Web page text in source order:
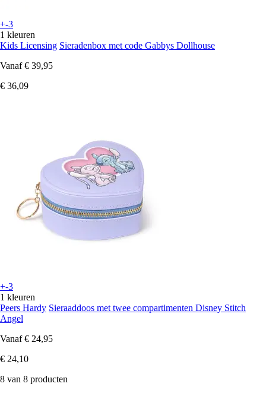
+-3
1 kleuren
Kids Licensing Sieradenbox met code Gabbys Dollhouse
Vanaf € 39,95
€ 36,09
+-3
1 kleuren
Peers Hardy Sieraaddoos met twee compartimenten Disney Stitch
Angel
Vanaf € 24,95
€ 24,10
8 van 8 producten